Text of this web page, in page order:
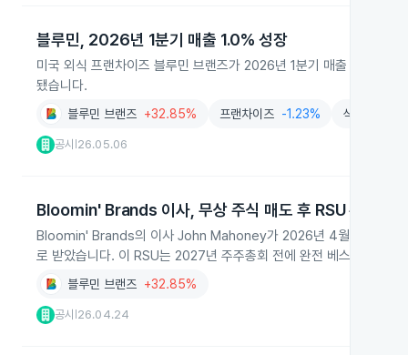
블루민, 2026년 1분기 매출 1.0% 성장
미국 외식 프랜차이즈 블루민 브랜즈가 2026년 1분기 매출 10억
됐습니다.
블루민 브랜즈 +32.85% 프랜차이즈 -1.23% 식품음료
공시 26.05.06
Bloomin' Brands 이사, 무상 주식 매도 후 RSU 수령
Bloomin' Brands의 이사 John Mahoney가 2026년 4월 22일 보통
로 받았습니다. 이 RSU는 2027년 주주총회 전에 완전 베스팅됩니다.
블루민 브랜즈 +32.85%
공시 26.04.24